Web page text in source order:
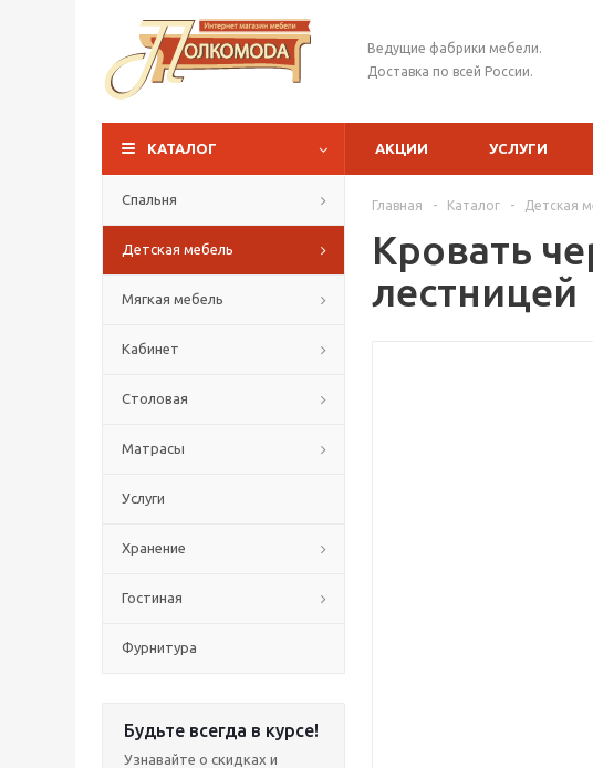
Ведущие фабрики мебели.
Доставка по всей России.
КАТАЛОГ АКЦИИ УСЛУГИ
Спальня
Детская мебель
Мягкая мебель
Кабинет
Столовая
Матрасы
Услуги
Хранение
Гостиная
Фурнитура
Будьте всегда в курсе!
Узнавайте о скидках и
Главная - Каталог - Детская
Кровать
лестницей